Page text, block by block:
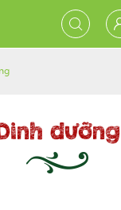
dưỡng